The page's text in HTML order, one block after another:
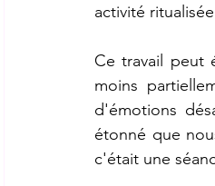
activité
Ce travail peut
moins
d'émotions
étonné que
c'était une